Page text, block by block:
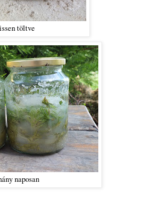
töltve
naposan